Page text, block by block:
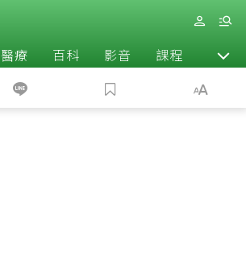
醫療 百科 影音 課程 退休